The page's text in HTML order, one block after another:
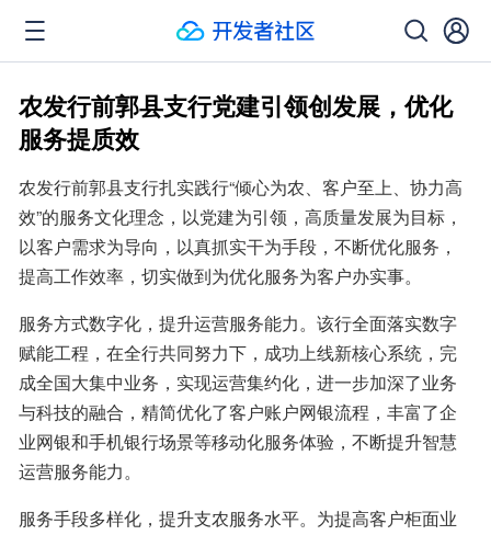
农发行前郭县支行党建引领创发展，优化
服务提质效
农发行前郭县支行扎实践行“倾心为农、客户至上、协力高
效”的服务文化理念，以党建为引领，高质量发展为目标，
以客户需求为导向，以真抓实干为手段，不断优化服务，
提高工作效率，切实做到为优化服务为客户办实事。
服务方式数字化，提升运营服务能力。该行全面落实数字
赋能工程，在全行共同努力下，成功上线新核心系统，完
成全国大集中业务，实现运营集约化，进一步加深了业务
与科技的融合，精简优化了客户账户网银流程，丰富了企
业网银和手机银行场景等移动化服务体验，不断提升智慧
运营服务能力。
服务手段多样化，提升支农服务水平。为提高客户柜面业